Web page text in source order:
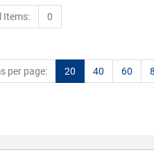
Items: 0
per page: 20 40 60